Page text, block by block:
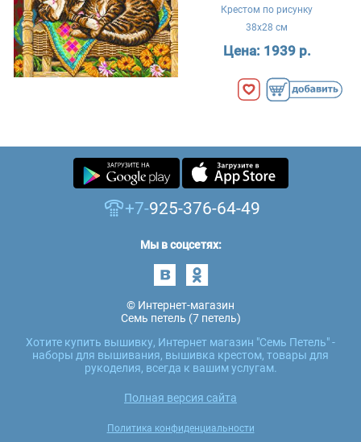
Крестом по рисунку
38x28 см
Цена: 1939 р.
+7-925-376-64-49
Мы в соцсетях:
© Интернет-магазин
Семь петель (7 петель)
Хотите купить вышивку, Интернет магазин "Семь Петель" -
наборы для вышивания, вышивка крестом, товары для
рукоделия, всегда к вашим услугам.
Полная версия сайта
Политика конфиденциальности